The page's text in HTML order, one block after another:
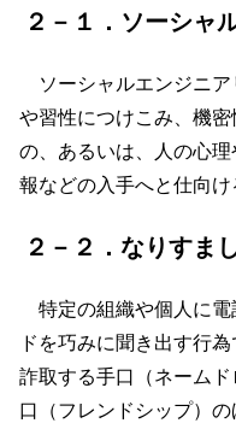
２－１．ソーシャ
ソーシャルエンジニ
や習性につけこみ、機
の、あるいは、人の心
報などの入手へと仕向け
２－２．なりすま
特定の組織や個人に
ドを巧みに聞き出す行
詐取する手口（ネーム
口（フレンドシップ）